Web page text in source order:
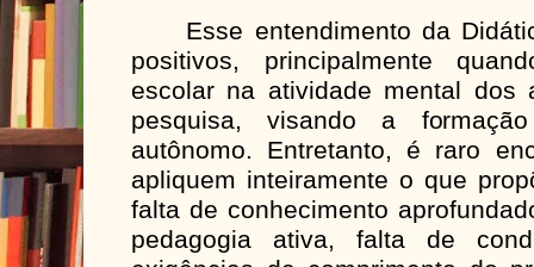
Esse entendimento da
positivos, principalmente
escolar na atividade mental dos
pesquisa, visando a
autônomo. Entretanto, é raro
apliquem inteiramente o que
falta de conhecimento
pedagogia ativa, falta de